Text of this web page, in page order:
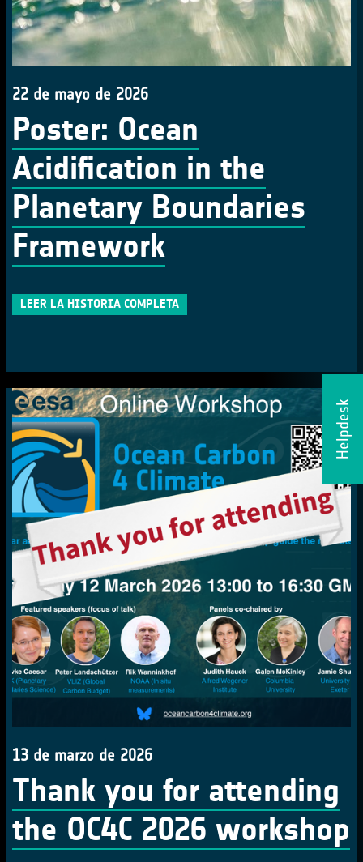
Helpdesk
22 de mayo de 2026
Poster: Ocean
Acidification in the
Planetary Boundaries
Framework
LEER LA HISTORIA COMPLETA
13 de marzo de 2026
Thank you for attending
the OC4C 2026 workshop